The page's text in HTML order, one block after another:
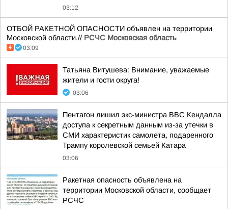
03:12
ОТБОЙ РАКЕТНОЙ ОПАСНОСТИ объявлен на территории
Московской области.// РСЧС Московская область
03:09
Татьяна Витушева: Внимание, уважаемые
жители и гости округа!
03:06
Пентагон лишил экс-министра ВВС Кендалла
доступа к секретным данным из-за утечки в
СМИ характеристик самолета, подаренного
Трампу королевской семьей Катара
03:06
Ракетная опасность объявлена на
территории Московской области, сообщает
РСЧС